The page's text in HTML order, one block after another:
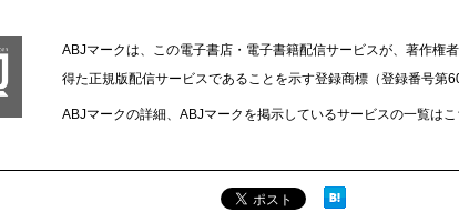
ABJマークは、この電子書店・電子書籍配信サービスが、著作権
得た正規版配信サービスであることを示す登録商標（登録番号第
ABJマークの詳細、ABJマークを掲示しているサービスの一覧は